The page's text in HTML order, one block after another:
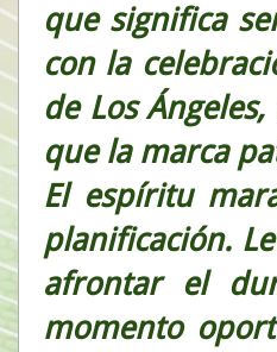
que significa
con la
de Los
que la marca
El espíritu
planificación.
afrontar el
momento